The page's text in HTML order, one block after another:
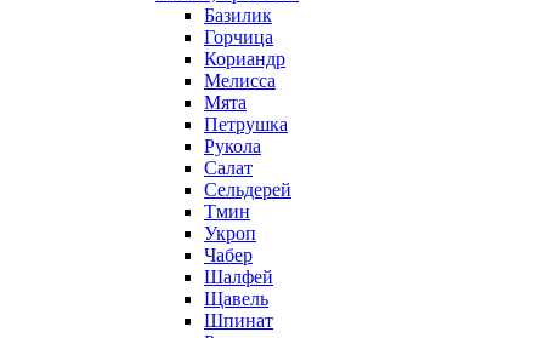
Базилик
Горчица
Кориандр
Мелисса
Мята
Петрушка
Рукола
Салат
Сельдерей
Тмин
Укроп
Чабер
Шалфей
Щавель
Шпинат